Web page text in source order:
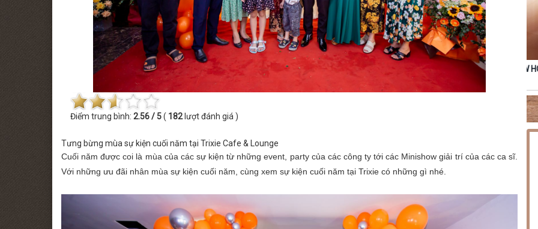
Điểm trung bình: 2.56 / 5( 182lượt đánh giá )
Tưng bừng mùa sự kiện cuối năm tại Trixie Cafe & Lounge
Cuối năm được coi là mùa của các sự kiện từ những event, party của các công ty tới các Minishow giải trí của các ca sĩ.
Với những ưu đãi nhân mùa sự kiện cuối năm, cùng xem sự kiện cuối năm tại Trixie có những gì nhé.
THỨ BẢY [22.08.2026] MINISHOW TĂNG PHÚC THỨ SÁU [14.08.2026] MINISHOW HOÀNG HẢI